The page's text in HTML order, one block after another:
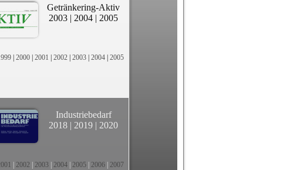
Getränkering-Aktiv
2003 | 2004 | 2005
| 2000 | 2001 | 2002 | 2003 | 2004 | 2005
Industriebedarf
2018 | 2019 | 2020
2002 2003 2004 2005 2006 2007